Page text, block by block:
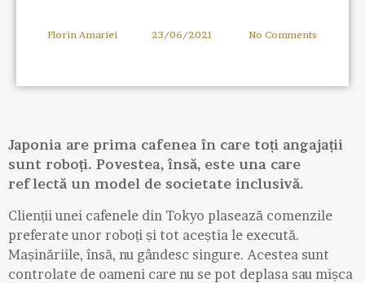
Florin Amariei 23/06/2021 No Comments
Japonia are prima cafenea în care toți angajații
sunt roboți. Povestea, însă, este una care
reflectă un model de societate inclusivă.
Clienții unei cafenele din Tokyo plasează comenzile
preferate unor roboți și tot aceștia le execută.
Mașinăriile, însă, nu gândesc singure. Acestea sunt
controlate de oameni care nu se pot deplasa sau mișca